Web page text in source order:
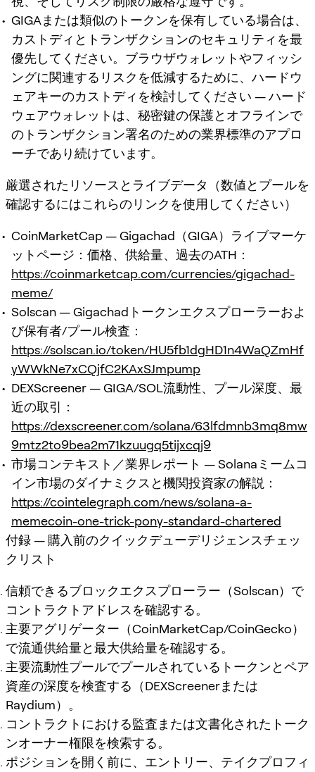
GIGAまたは類似のトークンを保有している場合は、
カストディとトランザクションのセキュリティを最
優先してください。ブラウザウォレットやフィッシ
ングに関連するリスクを低減するために、ハードウ
ェアキーのカストディを検討してください — ハード
ウェアウォレットは、秘密鍵の保護とオフラインで
のトランザクション署名のための業界標準のアプロ
ーチであり続けています。
厳選されたリソースとライブデータ（数値とプールを
確認するにはこれらのリンクを使用してください）
CoinMarketCap — Gigachad（GIGA）ライブマーケ
ットページ：価格、供給量、過去のATH：
https://coinmarketcap.com/currencies/gigachad-
meme/
Solscan — Gigachadトークンエクスプローラーおよ
び保有者/プール検査：
https://solscan.io/token/HU5fb1dgHD1n4WaQZmHf
yWWkNe7xCQjfC2KAxSJmpump
DEXScreener — GIGA/SOL流動性、プール深度、最
近の取引：
https://dexscreener.com/solana/63lfdmnb3mq8mw
9mtz2to9bea2m71kzuugq5tijxcqj9
市場コンテキスト／業界レポート — Solanaミームコ
イン市場のダイナミクスと機関投資家の解説：
https://cointelegraph.com/news/solana-a-
memecoin-one-trick-pony-standard-chartered
付録 — 購入前のクイックデューデリジェンスチェッ
クリスト
信頼できるブロックエクスプローラー（Solscan）で
コントラクトアドレスを確認する。
主要アグリゲーター（CoinMarketCap/CoinGecko）
で流通供給量と最大供給量を確認する。
主要流動性プールでプールされているトークンとペア
資産の深度を検査する（DEXScreenerまたは
Raydium）。
コントラクトにおける監査または文書化されたトーク
ンオーナー権限を検索する。
ポジションを開く前に、エントリー、テイクプロフィ